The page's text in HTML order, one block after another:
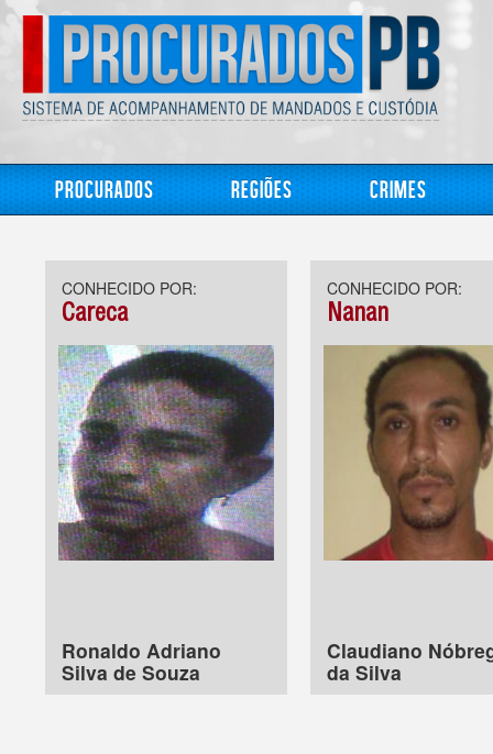
Procurados Regiões Crimes
CONHECIDO POR:
Careca
Ronaldo Adriano
Silva de Souza
CONHECIDO POR:
Nanan
Claudiano
da Silva